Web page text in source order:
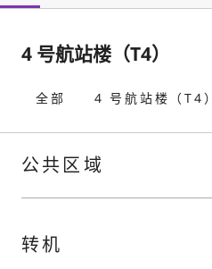
4 号航站楼（T4）
全部 4 号航站楼（T4）
公共区域
转机